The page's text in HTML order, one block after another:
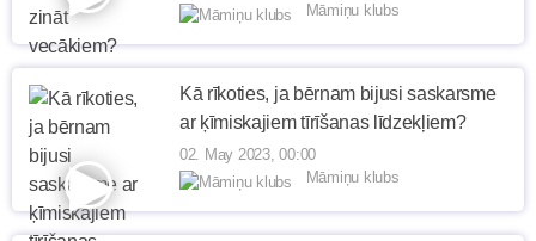
Māmiņu klubs
Kā rīkoties, ja bērnam bijusi saskarsme
ar ķīmiskajiem tīrīšanas līdzekļiem?
02. May 2023, 00:00
Māmiņu klubs